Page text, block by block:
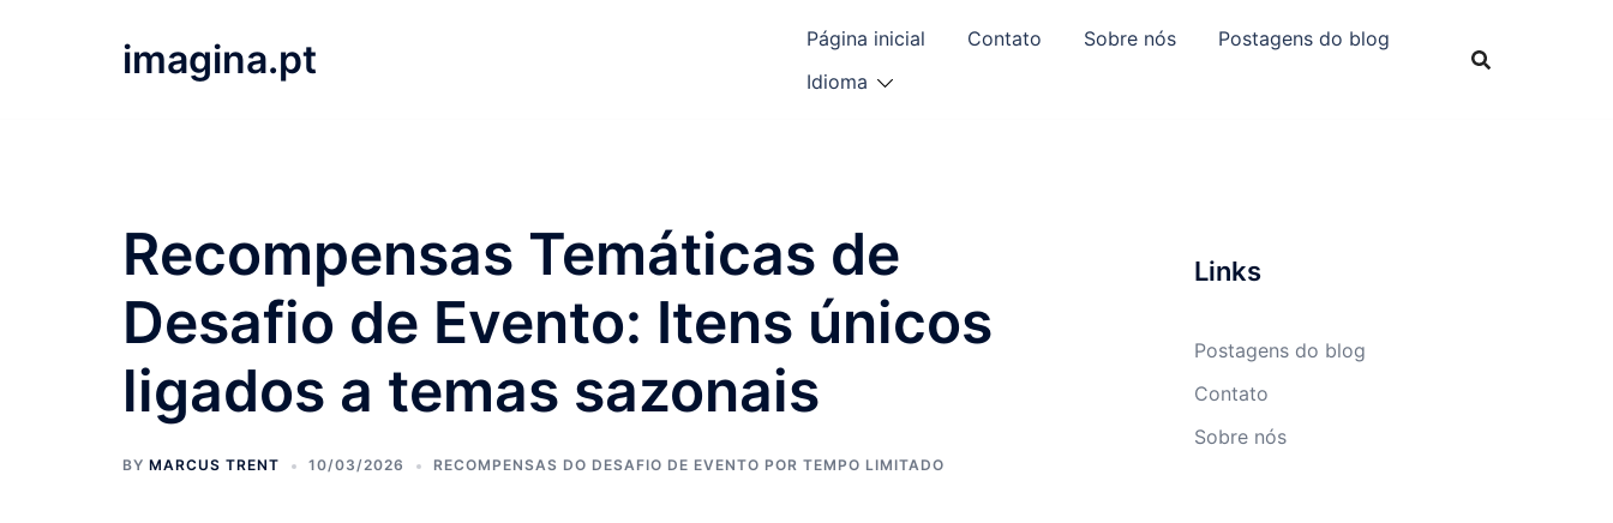
imagina.pt Página inicial Contato Sobre nós
Postagens do blog
Idioma
Recompensas Temáticas de
Desafio de Evento: Itens únicos
ligados a temas sazonais
BY MARCUS TRENT 10/03/2026 RECOMPENSAS DO DESAFIO DE EVENTO POR TEMPO LIMITADO
Links
Postagens do blog
Contato
Sobre nós